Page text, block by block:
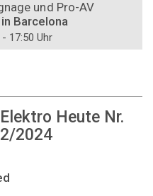
und Pro-AV
Barcelona
17:50 Uhr
Elektro Heute Nr.
2/2024